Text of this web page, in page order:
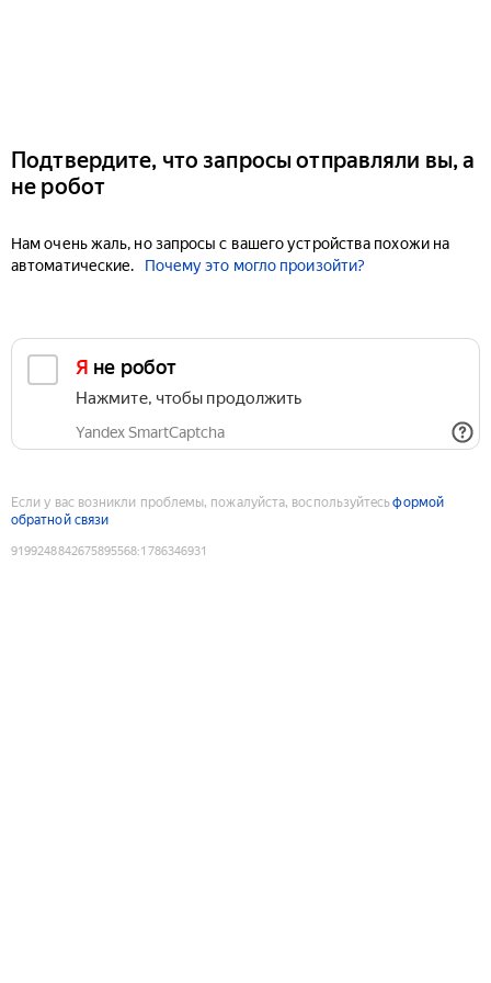
Подтвердите, что запросы отправляли вы, а
не робот
Нам очень жаль, но запросы с вашего устройства похожи на
автоматические.
Почему это могло произойти?
Я не робот
Нажмите, чтобы продолжить
Yandex SmartCaptcha
Если у вас возникли проблемы, пожалуйста, воспользуйтесьформой
обратной связи
9199248842675895568:1786346931